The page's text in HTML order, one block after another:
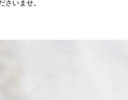
さいませ。